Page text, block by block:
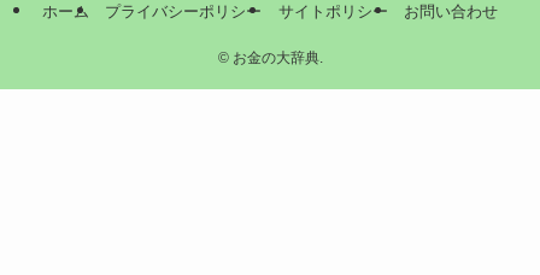
ホーム プライバシーポリシー サイトポリシー お問い合わせ
©お金の大辞典.